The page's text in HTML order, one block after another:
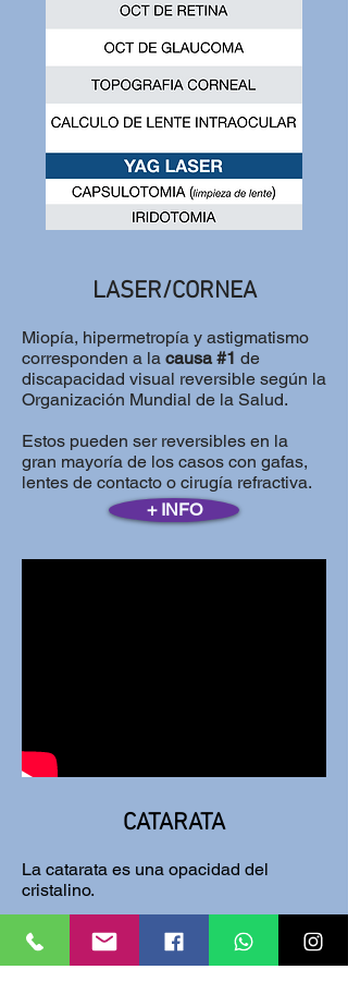
LASER/CORNEA
Miopía, hipermetropía y astigmatismo
corresponden a la causa #1 de
discapacidad visual reversible según la
Organización Mundial de la Salud.
Estos pueden ser reversibles en la
gran mayoría de los casos con gafas,
lentes de contacto o cirugía refractiva.
+ INFO
CATARATA
La catarata es una opacidad del
cristalino.
Es la
causa #2
de discapacidad visual
según la Organización Mundial de la
Salud.